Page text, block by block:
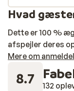
Hvad
Dette er 100 %
afspejler deres
Mere om
8.7 132